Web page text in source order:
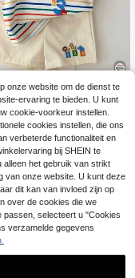
12
Playful Pals
SHEIN Playful Pals 2 s
babyjongen gest
& short set, gebroke
gebreide outfit, cartoo
elastische tail
casual strandkleding
onze website om de dienst te
ervaring te bieden. U kunt
cookie-voorkeur instellen.
cookies instellen, die ons
verbeterde functionaliteit en
bij SHEIN te
alleen het gebruik van strikt
van onze website. U kunt deze
dit kan van invloed zijn op
over de cookies die we
passen, selecteert u "Cookies
verzamelde gegevens